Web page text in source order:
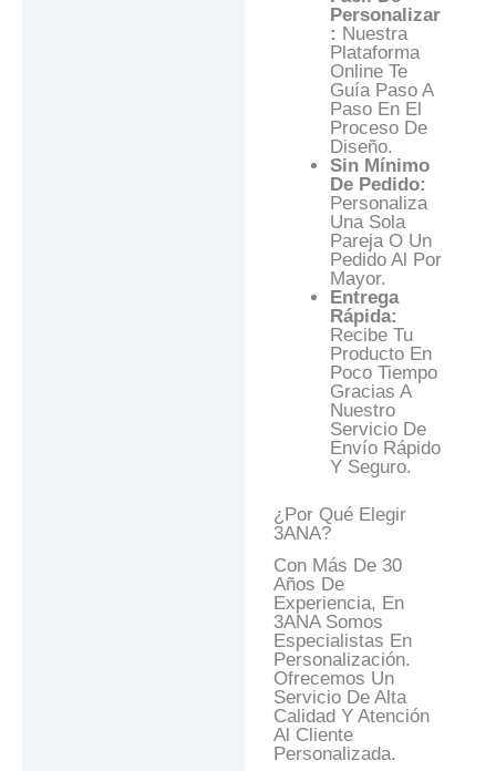
Personalizar
: Nuestra
Plataforma
Online Te
Guía Paso A
Paso En El
Proceso De
Diseño.
Sin Mínimo
De Pedido:
Personaliza
Una Sola
Pareja O Un
Pedido Al Por
Mayor.
Entrega
Rápida:
Recibe Tu
Producto En
Poco Tiempo
Gracias A
Nuestro
Servicio De
Envío Rápido
Y Seguro.
¿Por Qué Elegir
3ANA?
Con Más De 30
Años De
Experiencia, En
3ANA Somos
Especialistas En
Personalización.
Ofrecemos Un
Servicio De Alta
Calidad Y Atención
Al Cliente
Personalizada.